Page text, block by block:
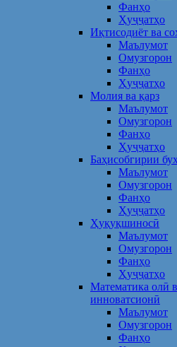
Фанҳо
Ҳуҷҷатҳо
Иқтисодиёт ва
Маълумот
Омузгорон
Фанҳо
Ҳуҷҷатҳо
Молия ва қарз
Маълумот
Омузгорон
Фанҳо
Ҳуҷҷатҳо
Баҳисобгирии
Маълумот
Омузгорон
Фанҳо
Ҳуҷҷатҳо
Ҳуқуқшиносӣ
Маълумот
Омузгорон
Фанҳо
Ҳуҷҷатҳо
Математика олӣ
инноватсионӣ
Маълумот
Омузгорон
Фанҳо